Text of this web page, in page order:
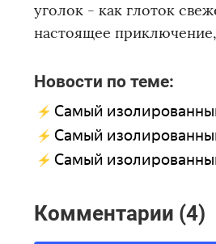
уголок - как глоток
настоящее
Новости по теме:
Самый
Самый
Самый
Комментарии (4)